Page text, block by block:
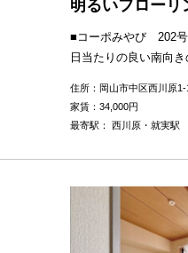
明るいフローリ
■コーポみやび 202号
日当たりの良い南向
住所：岡山市中区西川原1-
家賃： 34,000円
最寄駅： 西川原・就実駅